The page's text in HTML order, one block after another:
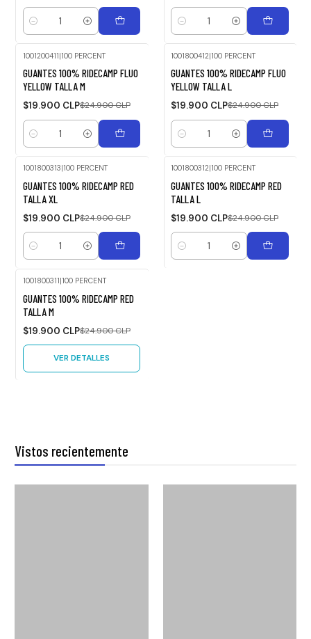
Cantidad Cantidad
-20%
OFF
1001200411|100 PERCENT
GUANTES 100% RIDECAMP FLUO
YELLOW TALLA M
$19.900 CLP$24.900 CLP
Cantidad
-20%
OFF
1001800412|100 PERCENT
GUANTES 100% RIDECAMP FLUO
YELLOW TALLA L
$19.900 CLP$24.900 CLP
Cantidad
-20%
OFF
1001800313 100 PERCENT
GUANTES 100% RIDECAMP RED
TALLA XL
$19.900 CLP$24.900 CLP
Cantidad
-20%
OFF
1001800312 100 PERCENT
GUANTES 100% RIDECAMP RED
TALLA L
$19.900 CLP$24.900 CLP
Cantidad
-20%
OFF
1001800311|100 PERCENT
GUANTES 100% RIDECAMP RED
TALLA M
$19.900 CLP$24.900 CLP
VER DETALLES
Vistos recientemente